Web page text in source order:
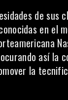
de sus
en el
así la
la